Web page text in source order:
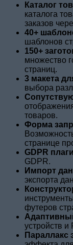
Каталог
каталога
заказов
40+
шаблонов
150+
множество
страниц.
3 макета
выбора
товаров.
Форма
странице
GDPR
GDPR.
Импорт
экспорта
футеров
устройств и
Параллакс